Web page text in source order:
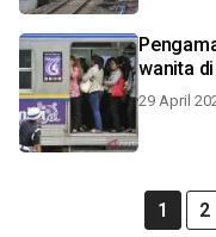
wanita
29 April
1 2